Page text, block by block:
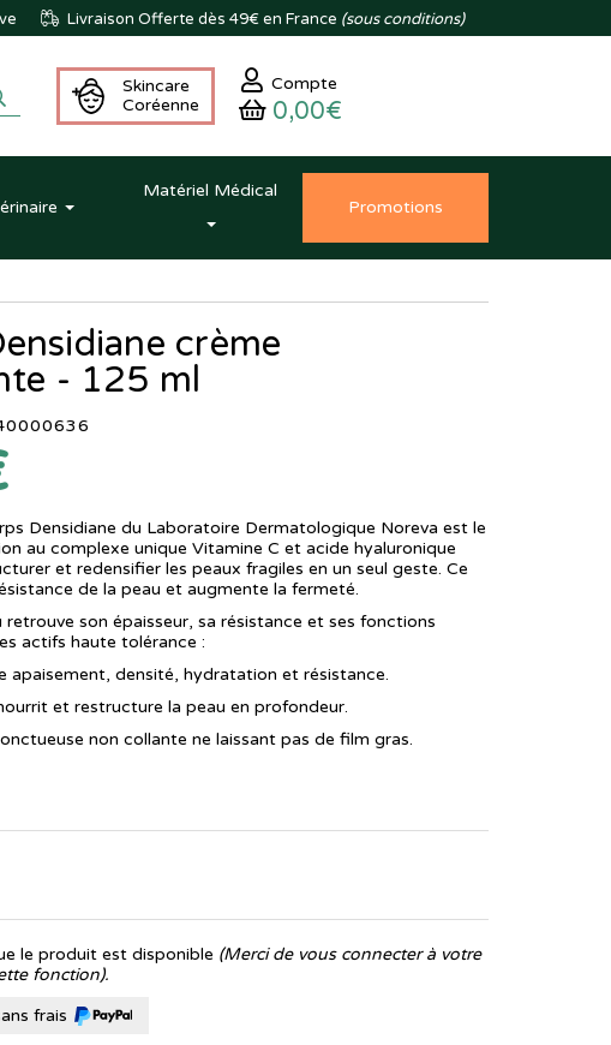
Livraison Offerte dès 49€ en France (sous conditions)
Skincare
Coréenne
Compte
0,00€
Matériel Médical
Promotions
crème
- 125 ml
Densidiane du Laboratoire Dermatologique Noreva est le
au complexe unique Vitamine C et acide hyaluronique
et redensifier les peaux fragiles en un seul geste. Ce
de la peau et augmente la fermeté.
retrouve son épaisseur, sa résistance et ses fonctions
actifs haute tolérance :
apaisement, densité, hydratation et résistance.
et restructure la peau en profondeur.
non collante ne laissant pas de film gras.
le produit est disponible (Merci de vous connecter à votre
fonction).
frais